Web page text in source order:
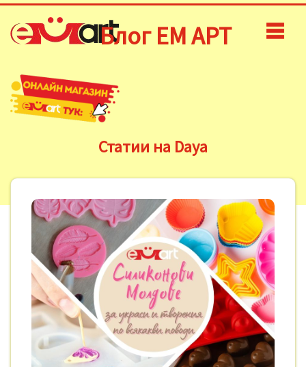
Блог ЕМ АРТ
Статии на Daya